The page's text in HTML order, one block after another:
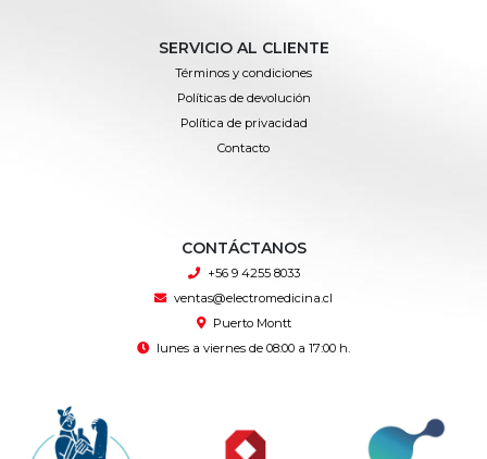
SERVICIO AL CLIENTE
Términos y condiciones
Políticas de devolución
Política de privacidad
Contacto
CONTÁCTANOS
+56 9 4255 8033
ventas@electromedicina.cl
Puerto Montt
lunes a viernes de 08:00 a 17:00 h.